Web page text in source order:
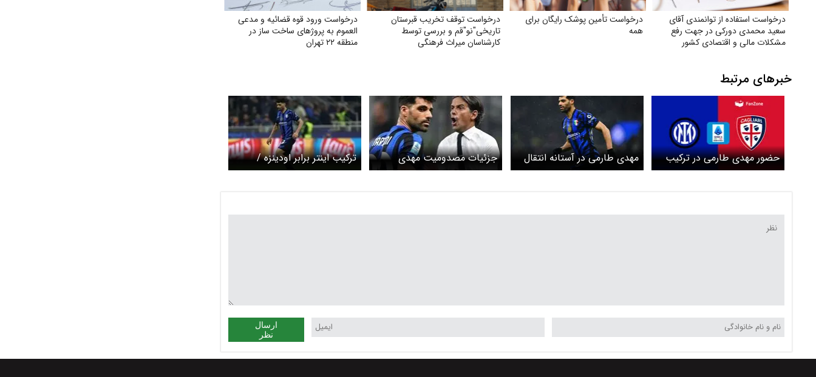
درخواست استفاده از توانمندی آقای
سعید محمدی دورکی در جهت رفع
مشکلات مالی و اقتصادی کشور
درخواست تأمین پوشک رایگان برای
همه
درخواست توقف تخریب قبرستان
تاریخی"نو"قم و بررسی توسط
کارشناسان میراث فرهنگی
درخواست ورود قوه قضائیه و مدعی
العموم به پروژهای ساخت ساز در
منطقه ۲۲ تهران
خبرهای مرتبط
حضور مهدی طارمی در ترکیب
اینتر مقابل کالیاری؟
مهدی طارمی در آستانه انتقال
به آ اس رم؟
جزئیات مصدومیت مهدی
طارمی از زبان سرمربی اینتر
ترکیب اینتر برابر اودینزه /
مهدی طارمی روی نیمکت
ارسال
نظر